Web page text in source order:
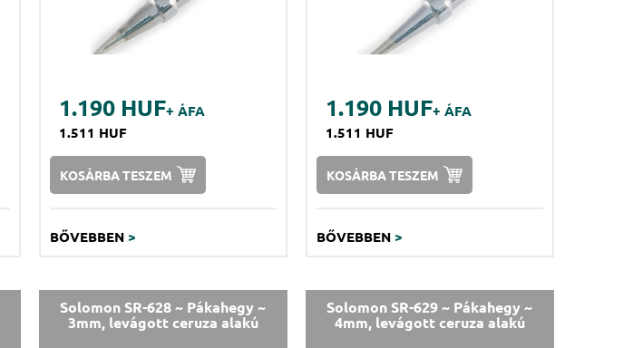
1.190 HUF+ ÁFA
1.511 HUF
KOSÁRBA TESZEM
BŐVEBBEN >
1.190 HUF+ ÁFA
1.511 HUF
KOSÁRBA TESZEM
BŐVEBBEN >
Solomon SR-628 ~ Pákahegy ~
3mm, levágott ceruza alakú
Solomon SR-629 ~ Pákahegy ~
4mm, levágott ceruza alakú